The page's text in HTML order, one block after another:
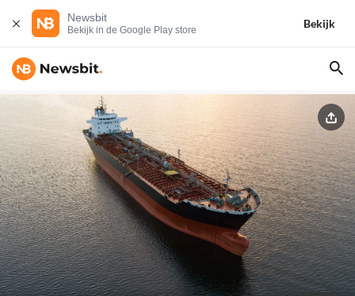
Newsbit
Bekijk in de Google Play store
Bekijk